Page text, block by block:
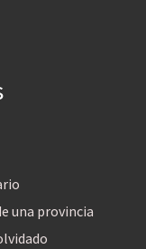
una provincia